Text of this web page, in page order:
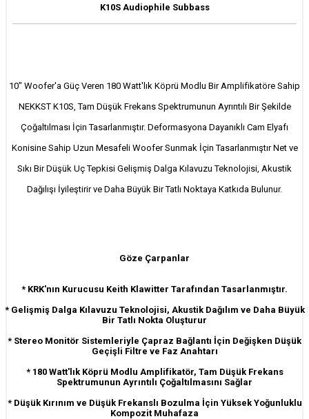
K10S Audiophile Subbass
10" Woofer'a Güç Veren 180 Watt'lık Köprü Modlu Bir Amplifikatöre Sahip
NEKKST K10S, Tam Düşük Frekans Spektrumunun Ayrıntılı Bir Şekilde
Çoğaltılması İçin Tasarlanmıştır. Deformasyona Dayanıklı Cam Elyafı
Konisine Sahip Uzun Mesafeli Woofer Sunmak İçin Tasarlanmıştır Net ve
Sıkı Bir Düşük Uç Tepkisi Gelişmiş Dalga Kılavuzu Teknolojisi, Akustik
Dağılışı İyileştirir ve Daha Büyük Bir Tatlı Noktaya Katkıda Bulunur.
Göze Çarpanlar
* KRK'nın Kurucusu Keith Klawitter Tarafından Tasarlanmıştır.
* Gelişmiş Dalga Kılavuzu Teknolojisi, Akustik Dağılım ve Daha Büyük
Bir Tatlı Nokta Oluşturur
* Stereo Monitör Sistemleriyle Çapraz Bağlantı İçin Değişken Düşük
Geçişli Filtre ve Faz Anahtarı
* 180 Watt'lık Köprü Modlu Amplifikatör, Tam Düşük Frekans
Spektrumunun Ayrıntılı Çoğaltılmasını Sağlar
* Düşük Kırınım ve Düşük Frekanslı Bozulma İçin Yüksek Yoğunluklu
Kompozit Muhafaza